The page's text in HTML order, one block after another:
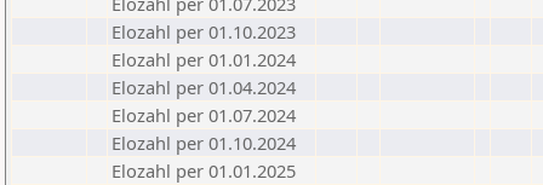
Elozahl per 01.10.2023
Elozahl per 01.01.2024
Elozahl per 01.04.2024
Elozahl per 01.07.2024
Elozahl per 01.10.2024
Elozahl per 01.01.2025